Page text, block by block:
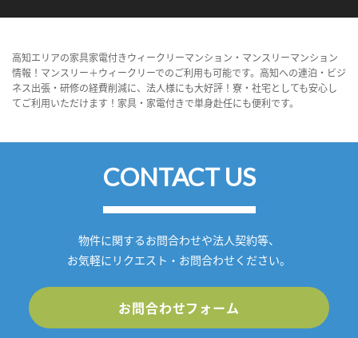
高知エリアの家具家電付きウィークリーマンション・マンスリーマンション
情報！マンスリー＋ウィークリーでのご利用も可能です。高知への連泊・ビジ
ネス出張・研修の経費削減に、法人様にも大好評！寮・社宅としても安心し
てご利用いただけます！家具・家電付きで単身赴任にも便利です。
CONTACT US
物件に関するお問合わせや法人契約等、
お気軽にリクエスト・お問合わせください。
お問合わせフォーム